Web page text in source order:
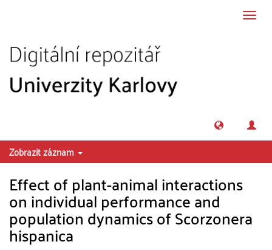
Zobrazit záznam
Effect of plant-animal interactions
on individual performance and
population dynamics of Scorzonera
hispanica